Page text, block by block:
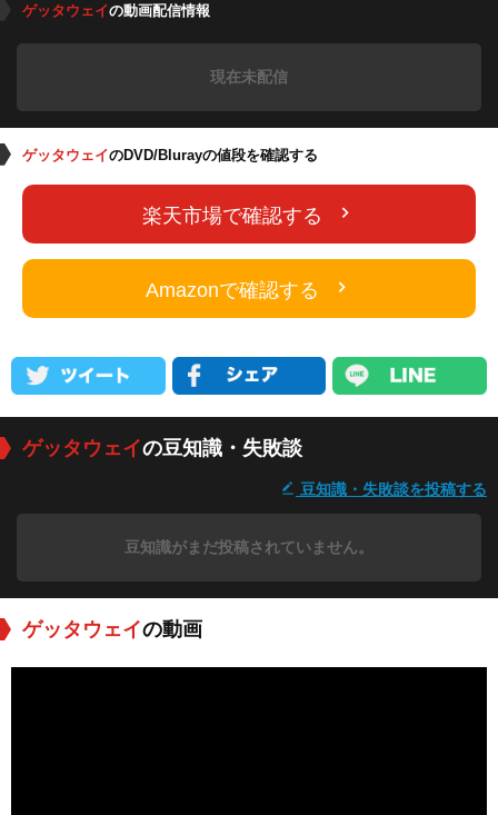
ゲッタウェイの動画配信情報
現在未配信
ゲッタウェイのDVD/Blurayの値段を確認する
楽天市場で確認する
Amazonで確認する
ゲッタウェイの豆知識・失敗談
豆知識・失敗談を投稿する
豆知識がまだ投稿されていません。
ゲッタウェイの動画